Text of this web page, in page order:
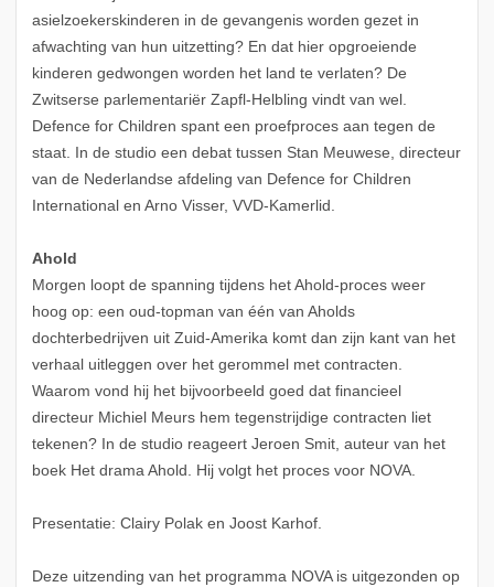
asielzoekerskinderen in de gevangenis worden gezet in
afwachting van hun uitzetting? En dat hier opgroeiende
kinderen gedwongen worden het land te verlaten? De
Zwitserse parlementariër Zapfl-Helbling vindt van wel.
Defence for Children spant een proefproces aan tegen de
staat. In de studio een debat tussen Stan Meuwese, directeur
van de Nederlandse afdeling van Defence for Children
International en Arno Visser, VVD-Kamerlid.
Ahold
Morgen loopt de spanning tijdens het Ahold-proces weer
hoog op: een oud-topman van één van Aholds
dochterbedrijven uit Zuid-Amerika komt dan zijn kant van het
verhaal uitleggen over het gerommel met contracten.
Waarom vond hij het bijvoorbeeld goed dat financieel
directeur Michiel Meurs hem tegenstrijdige contracten liet
tekenen? In de studio reageert Jeroen Smit, auteur van het
boek Het drama Ahold. Hij volgt het proces voor NOVA.
Presentatie: Clairy Polak en Joost Karhof.
Deze uitzending van het programma NOVA is uitgezonden op